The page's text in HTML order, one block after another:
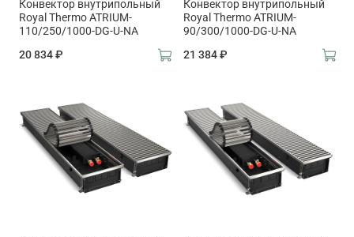
Конвектор внутрипольный
Royal Thermo ATRIUM-
110/250/1000-DG-U-NA
20 834 ₽
Конвектор внутрипольный
Royal Thermo ATRIUM-
90/300/1000-DG-U-NA
21 384 ₽